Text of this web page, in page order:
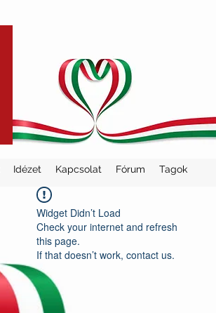
Idézet Kapcsolat Fórum Tagok
Widget Didn’t Load
Check your internet and refresh
this page.
If that doesn’t work, contact us.